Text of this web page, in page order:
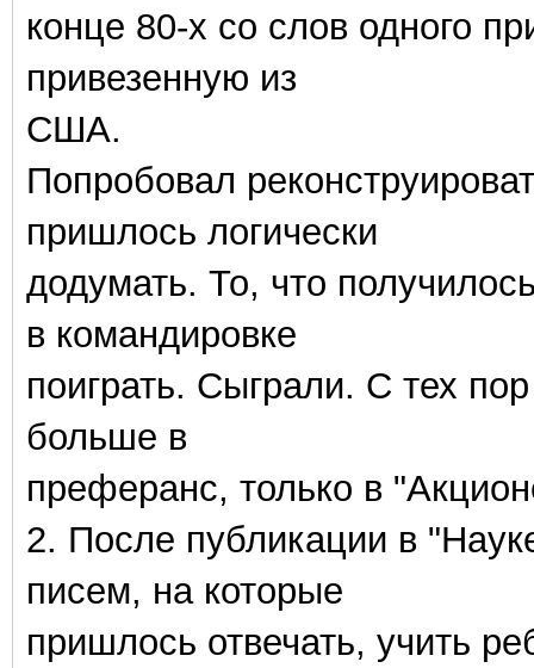
конце 80-х со слов одного
привезенную из
США.
Попробовал
пришлось логически
додумать. То, что
в командировке
поиграть. Сыграли. С тех
больше в
преферанс, только в
2. После публикации в
писем, на которые
пришлось отвечать, учить